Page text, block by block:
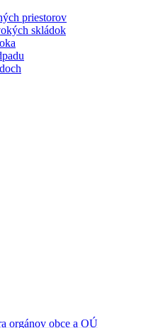
priestorov
skládok
orgánov obce a OÚ